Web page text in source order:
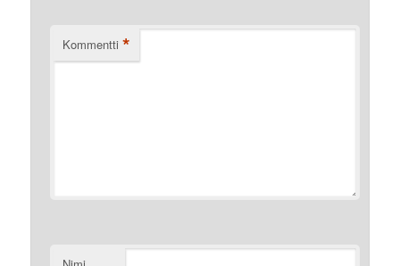
Kommentti *